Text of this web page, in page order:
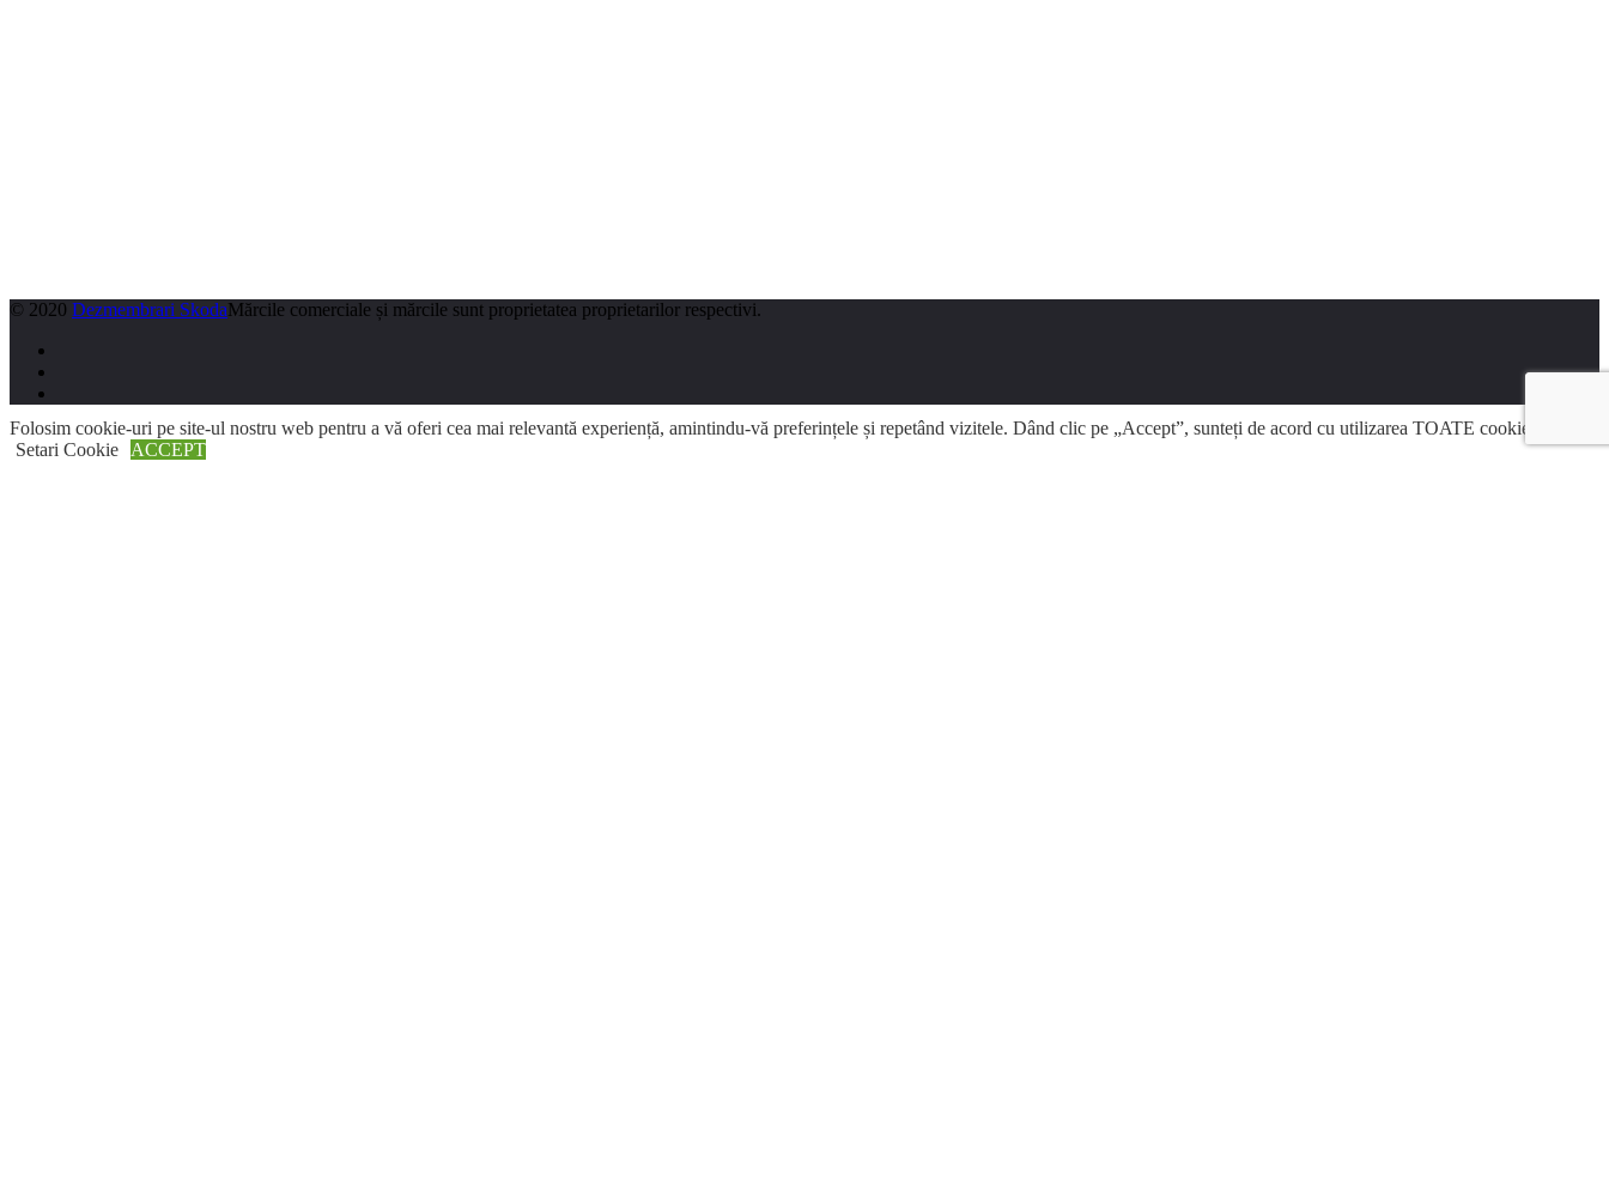
© 2020 Dezmembrari SkodaMărcile comerciale și mărcile sunt proprietatea proprietarilor respectivi.
Search
Folosim cookie-uri pe site-ul nostru web pentru a vă oferi cea mai relevantă experiență, amintindu-vă preferințele și repetând vizitele. Dând clic pe „Accept”, sunteți de acord cu utilizarea TOATE cookie-urile.
Setari Cookie
ACCEPT